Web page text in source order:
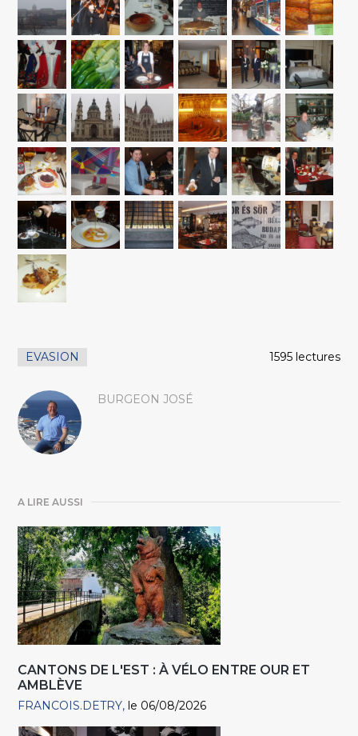
EVASION 1595 lectures
BURGEON JOSÉ
A LIRE AUSSI
CANTONS DE L'EST : À VÉLO ENTRE OUR ET
AMBLÈVE
FRANCOIS.DETRY le 06/08/2026